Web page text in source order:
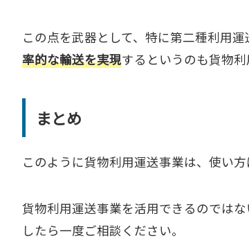
この点を武器として、特に第二種利用
率的な輸送を実現するというのも貨物利
まとめ
このように貨物利用運送事業は、使い
貨物利用運送事業を活用できるのでは
したら一度ご相談ください。